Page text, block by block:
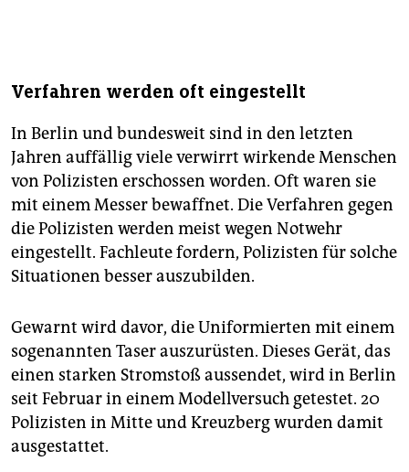
Verfahren werden oft eingestellt
In Berlin und bundesweit sind in den letzten
Jahren auffällig viele verwirrt wirkende Menschen
von Polizisten erschossen worden. Oft waren sie
mit einem Messer bewaffnet. Die Verfahren gegen
die Polizisten werden meist wegen Notwehr
eingestellt. Fachleute fordern, Polizisten für solche
Situationen besser auszubilden.
Gewarnt wird davor, die Uniformierten mit einem
sogenannten Taser auszurüsten. Dieses Gerät, das
einen starken Stromstoß aussendet, wird in Berlin
seit Fe­bruar in einem Modellversuch getestet. 20
Polizisten in Mitte und Kreuzberg wurden damit
ausgestattet.